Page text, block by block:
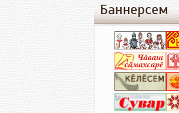
Баннерсем